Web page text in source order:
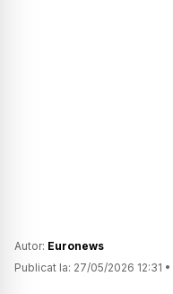
Autor: Euronews
Publicat la: 27/05/2026 12:31 •